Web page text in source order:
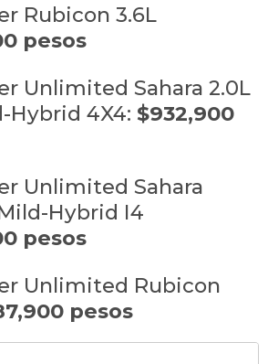
Rubicon 3.6L
pesos
Unlimited Sahara 2.0L
Hybrid 4X4: $932,900
Unlimited Sahara
Hybrid I4
pesos
Unlimited Rubicon
pesos